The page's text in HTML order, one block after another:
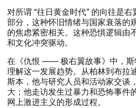
对所谓 ​“往日黄金时代” ​的向往是
部分，​这种怀旧情绪与国家衰落的
的焦虑紧密相关。​这种恐惧逻辑由
和文化冲突驱动。​​
在​《仇恨 ​—​— ​极右翼故事》​中，​斯
理解这一发展趋势。​从柏林到布拉
斯本，​他与研究人员和活动家交谈
大；​他走访发生过暴力和恐怖事件
网上激进主义的形成过程。​​